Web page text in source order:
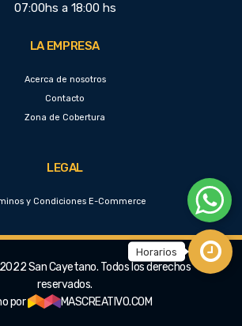
07:00hs a 18:00 hs
LA EMPRESA
Acerca de nosotros
Contacto
Zona de Cobertura
LEGAL
y Condiciones E-Commerce
San Cayetano. Todos los derechos
reservados.
por
MASCREATIVO.COM